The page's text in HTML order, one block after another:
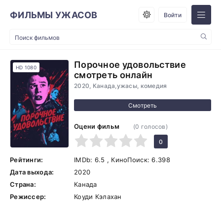
ФИЛЬМЫ УЖАСОВ Войти
Порочное удовольствие
смотреть онлайн
2020, Канада,ужасы, комедия
HD 1080
Оцени фильм
1
2 3 5
(0 голосов)
0
Рейтинги: IMDb: 6.5 , КиноПоиск:6.398
Дата выхода:
2020
Страна:
Канада
Режиссер:
Коуди Кэлахан